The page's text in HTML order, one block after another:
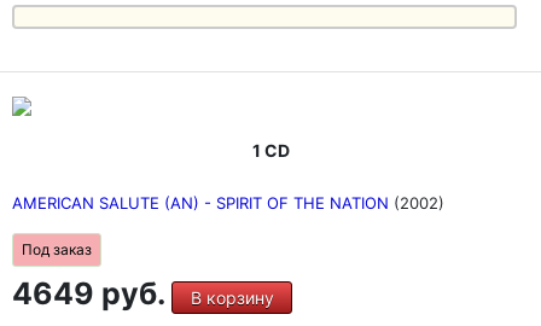
1 CD
AMERICAN SALUTE (AN) - SPIRIT OF THE NATION (2002)
Под заказ
4649 руб. В корзину